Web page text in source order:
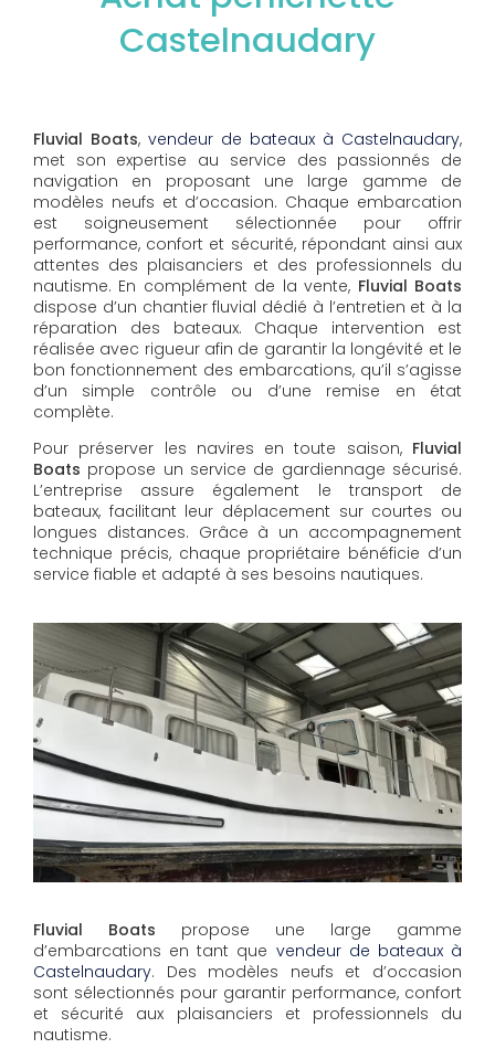
Castelnaudary
Fluvial Boats, vendeur de bateaux à Castelnaudary,
met son expertise au service des passionnés de
navigation en proposant une large gamme de
modèles neufs et d’occasion. Chaque embarcation
est soigneusement sélectionnée pour offrir
performance, confort et sécurité, répondant ainsi aux
attentes des plaisanciers et des professionnels du
nautisme. En complément de la vente, Fluvial Boats
dispose d’un chantier fluvial dédié à l’entretien et à la
réparation des bateaux. Chaque intervention est
réalisée avec rigueur afin de garantir la longévité et le
bon fonctionnement des embarcations, qu’il s’agisse
d’un simple contrôle ou d’une remise en état
complète.
Pour préserver les navires en toute saison, Fluvial
Boats propose un service de gardiennage sécurisé.
L’entreprise assure également le transport de
bateaux, facilitant leur déplacement sur courtes ou
longues distances. Grâce à un accompagnement
technique précis, chaque propriétaire bénéficie d’un
service fiable et adapté à ses besoins nautiques.
Fluvial Boats propose une large gamme
d’embarcations en tant que vendeur de bateaux à
Castelnaudary. Des modèles neufs et d’occasion
sont sélectionnés pour garantir performance, confort
et sécurité aux plaisanciers et professionnels du
nautisme.